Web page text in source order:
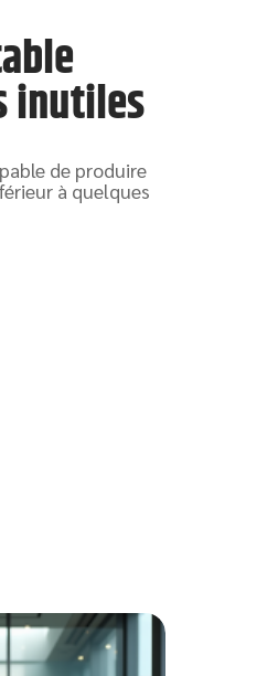
inutiles
de produire
à quelques